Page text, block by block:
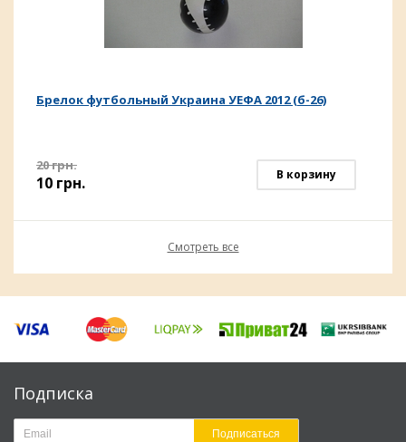
Брелок футбольный Украина УЕФА 2012 (б-26)
20грн.
10 грн. В корзину
Смотреть все
Подписка
Подписаться